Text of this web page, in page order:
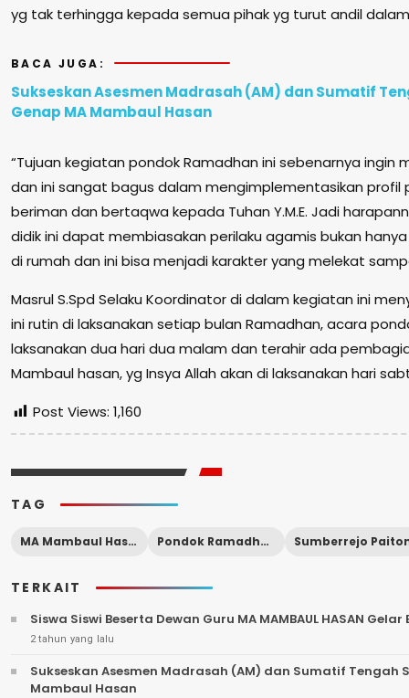
yg tak terhingga kepada semua pihak yg turut andil
BACA JUGA:
Sukseskan Asesmen Madrasah (AM) dan Sumatif
Genap MA Mambaul Hasan
“Tujuan kegiatan pondok Ramadhan ini sebenarnya ingin
dan ini sangat bagus dalam mengimplementasikan profil
beriman dan bertaqwa kepada Tuhan Y.M.E. Jadi
didik ini dapat membiasakan perilaku agamis bukan
di rumah dan ini bisa menjadi karakter yang melekat
Masrul S.Spd Selaku Koordinator di dalam kegiatan ini
ini rutin di laksanakan setiap bulan Ramadhan, acara
laksanakan dua hari dua malam dan terahir ada
Mambaul hasan, yg Insya Allah akan di laksanakan hari
Post Views: 1,160
TAG
MA Mambaul Hasan Pondok Ramadhan Sumberrejo
TERKAIT
Siswa Siswi Beserta Dewan Guru MA MAMBAUL HASAN
2 tahun yang lalu
Sukseskan Asesmen Madrasah (AM) dan Sumatif Tengah
Mambaul Hasan